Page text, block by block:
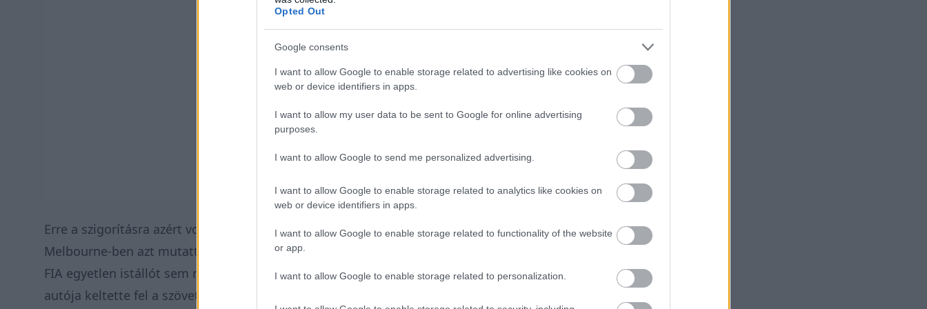
Opted Out
Google consents
I want to allow Google to enable storage related to advertising like cookies on
web or device identifiers in apps.
I want to allow my user data to be sent to Google for online advertising
purposes.
I want to allow Google to send me personalized advertising.
I want to allow Google to enable storage related to analytics like cookies on
web or device identifiers in apps.
I want to allow Google to enable storage related to functionality of the website
or app.
I want to allow Google to enable storage related to personalization.
Erre a szigorításra azért volt szükség, mert az FIA nagyfelbontású fedélzeti kamerái
Melbourne-ben azt mutatták, hogy több csapat szárnya is extrém módon hajlik. Miközben az
FIA egyetlen istállót sem nevezett meg, a The-Race úgy tudja, hogy különösen négy csapat
autója keltette fel a szövetség figyelmét, ezek pedig a McLaren, a Ferrari, az Alpine és a Haas.